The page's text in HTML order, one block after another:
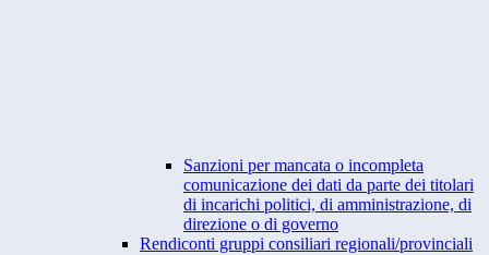
Sanzioni per mancata o incompleta
comunicazione dei dati da parte dei titolari
di incarichi politici, di amministrazione, di
direzione o di governo
Rendiconti gruppi consiliari regionali/provinciali